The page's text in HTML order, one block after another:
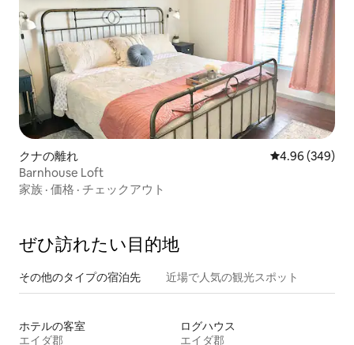
クナの離れ レビュー349
4.96 (349)
Barnhouse Loft
家族 · 価格 · チェックアウト
ぜひ訪⁠れ⁠た⁠い目⁠的⁠地
その他のタ⁠イ⁠プ⁠の宿⁠泊⁠先 近場で人気の観光スポット
ホテルの客室
エイダ郡
ログハウス
エイダ郡